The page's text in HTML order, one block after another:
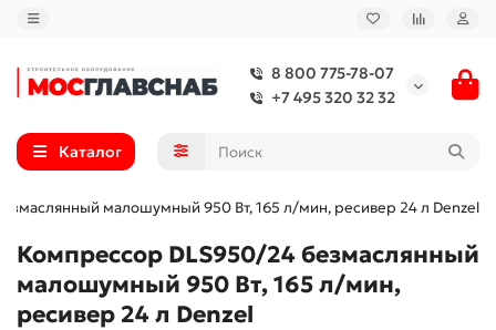
8 800 775-78-07
+7 495 320 32 32
Каталог
малошумный 950 Вт, 165 л/мин, ресивер 24 л Denzel
Компрессор DLS950/24 безмаслянный
малошумный 950 Вт, 165 л/мин,
ресивер 24 л Denzel